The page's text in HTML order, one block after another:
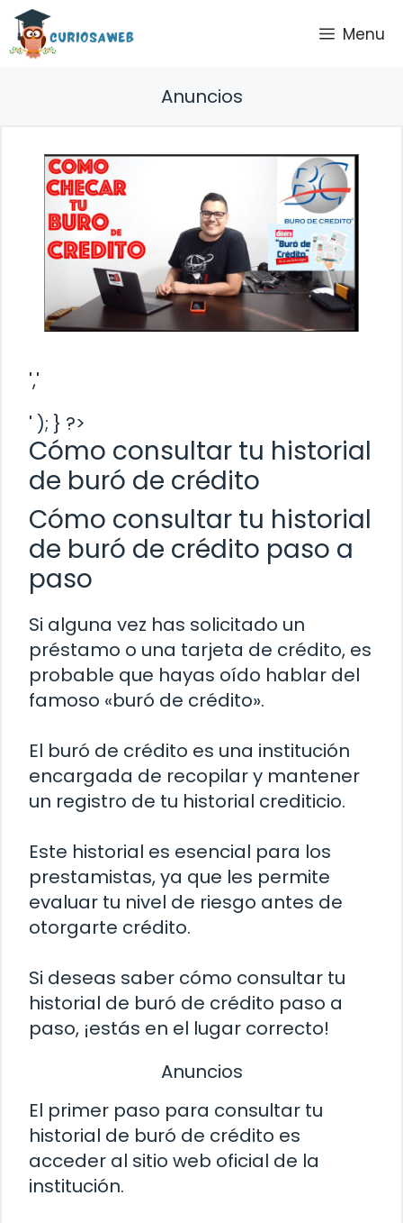
Saltar
contenido
Menu
Anuncios
','
' ); } ?>
Cómo consultar tu historial
de buró de crédito
Cómo consultar tu historial
de buró de crédito paso a
paso
Si alguna vez has solicitado un
préstamo o una tarjeta de crédito, es
probable que hayas oído hablar del
famoso «buró de crédito».
El buró de crédito es una institución
encargada de recopilar y mantener
un registro de tu historial crediticio.
Este historial es esencial para los
prestamistas, ya que les permite
evaluar tu nivel de riesgo antes de
otorgarte crédito.
Si deseas saber cómo consultar tu
historial de buró de crédito paso a
paso, ¡estás en el lugar correcto!
Anuncios
El primer paso para consultar tu
historial de buró de crédito es
acceder al sitio web oficial de la
institución.